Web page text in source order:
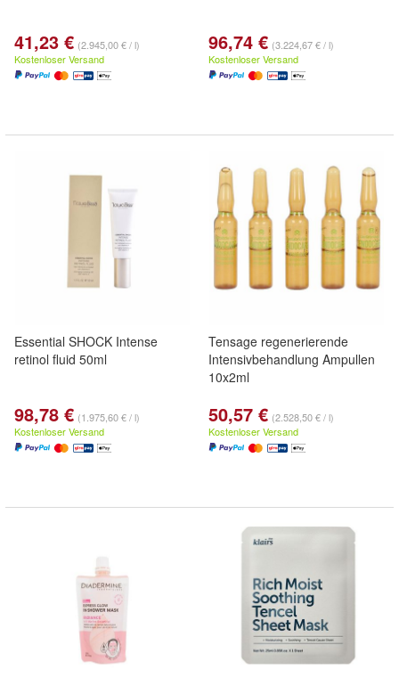
41,23 € (2.945,00 € / l)
Kostenloser Versand
96,74 € (3.224,67 € / l)
Kostenloser Versand
Essential SHOCK Intense
retinol fluid 50ml
98,78 € (1.975,60 € / l)
Kostenloser Versand
Tensage regenerierende
Intensivbehandlung Ampullen
10x2ml
50,57 € (2.528,50 € / l)
Kostenloser Versand